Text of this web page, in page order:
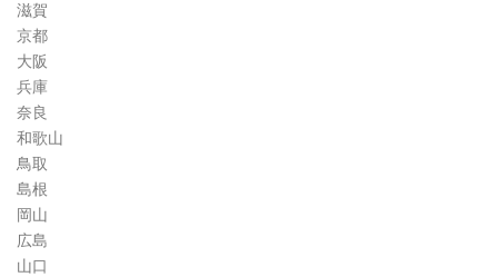
滋賀
京都
大阪
兵庫
奈良
和歌山
鳥取
島根
岡山
広島
山口